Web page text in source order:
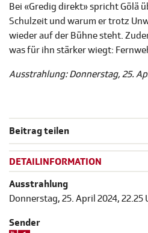
Bei «Gredig direkt» spricht Gölä
Schulzeit und warum er trotz
wieder auf der Bühne steht.
was für ihn stärker wiegt:
Ausstrahlung: Donnerstag, 25.
Beitrag teilen
DETAILINFORMATION
Ausstrahlung
Donnerstag, 25. April 2024, 22.25
Sender